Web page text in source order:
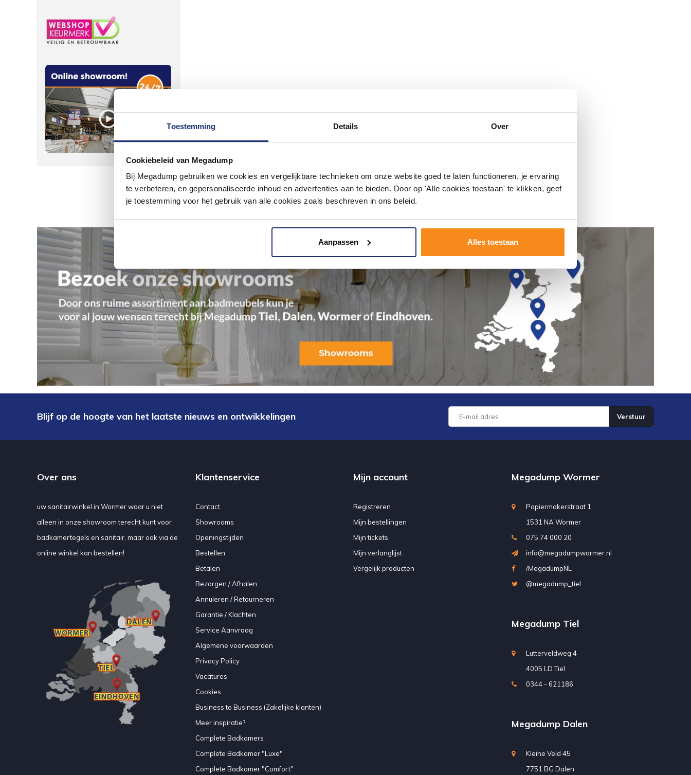
Toestemming Details Over
Cookiebeleid van Megadump
Bij Megadump gebruiken we cookies en vergelijkbare technieken om onze website goed te laten functioneren, je ervaring
te verbeteren, en gepersonaliseerde inhoud en advertenties aan te bieden. Door op 'Alle cookies toestaan' te klikken, geef
je toestemming voor het gebruik van alle cookies zoals beschreven in ons beleid.
Aanpassen Alles toestaan
Blijf op de hoogte van het laatste nieuws en ontwikkelingen Verstuur
Over ons
uw sanitairwinkel in Wormer waar u niet
alleen in onze showroom terecht kunt voor
badkamertegels en sanitair, maar ook via de
online winkel kan bestellen!
Klantenservice
Contact
Showrooms
Openingstijden
Bestellen
Betalen
Bezorgen / Afhalen
Annuleren / Retourneren
Garantie / Klachten
Service Aanvraag
Algemene voorwaarden
Privacy Policy
Vacatures
Cookies
Business to Business (Zakelijke klanten)
Meer inspiratie?
Complete Badkamers
Complete Badkamer "Luxe"
Complete Badkamer "Comfort"
Mijn account
Registreren
Mijn bestellingen
Mijn tickets
Mijn verlanglijst
Vergelijk producten
Megadump Wormer
Papiermakerstraat 1
1531 NA Wormer
075 74 000 20
info@megadumpwormer.nl
/MegadumpNL
@megadump_tiel
Megadump Tiel
Lutterveldweg 4
4005 LD Tiel
0344 - 621186
Megadump Dalen
Kleine Veld 45
7751 BG Dalen